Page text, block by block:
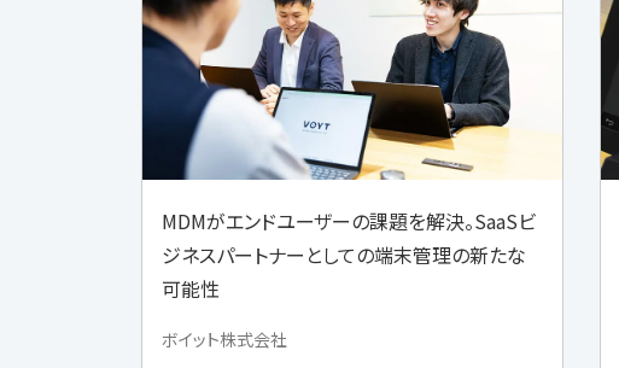
MDMがエンドユーザーの課題を解決。SaaSビ
ジネスパートナーとしての端末管理の新たな
可能性
ボイット株式会社